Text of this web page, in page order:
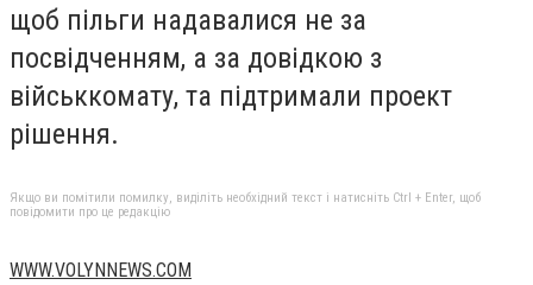
щоб пільги надавалися не за
посвідченням, а за довідкою з
військкомату, та підтримали проект
рішення.
Якщо ви помітили помилку, виділіть необхідний текст і натисніть Ctrl + Enter, щоб
повідомити про це редакцію
WWW.VOLYNNEWS.COM